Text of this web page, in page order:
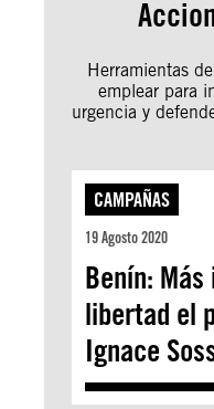
Herramientas
emplear para
urgencia y
CAMPAÑAS
19 Agosto 2020
Benín:
libertad el
Ignace